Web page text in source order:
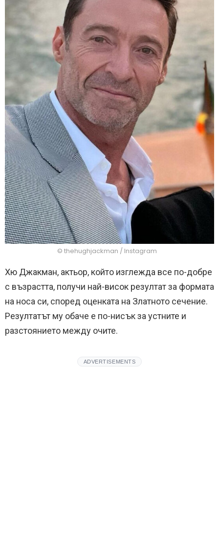
© thehughjackman / Instagram
Хю Джакман, актьор, който изглежда все по-добре
с възрастта, получи най-висок резултат за формата
на носа си, според оценката на Златното сечение.
Резултатът му обаче е по-нисък за устните и
разстоянието между очите.
ADVERTISEMENTS